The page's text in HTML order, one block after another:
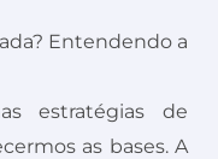
Entendendo a
estratégias de
as bases. A